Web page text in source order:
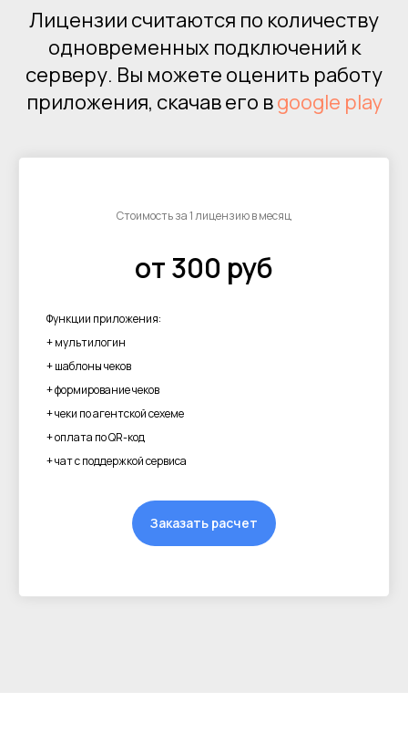
Лицензии считаются по количеству
одновременных подключений к
серверу. Вы можете оценить работу
приложения, скачав его вgoogle play
Стоимость за 1 лицензию в месяц
от 300 руб
Функции приложения:
+ мультилогин
+ шаблоны чеков
+ формирование чеков
+ чеки по агентской сехеме
+ оплата по QR-код
+ чат с поддержкой сервиса
Заказать расчет